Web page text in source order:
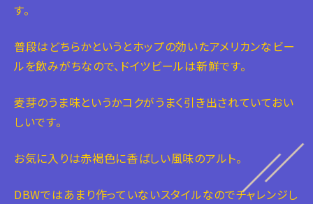
す。
普段はどちらかというとホップの効いたアメリカンなビー
ルを飲みがちなので、ドイツビールは新鮮です。
麦芽のうま味というかコクがうまく引き出されていておい
しいです。
お気に入りは赤褐色に香ばしい風味のアルト。
DBWではあまり作っていないスタイルなのでチャレンジし